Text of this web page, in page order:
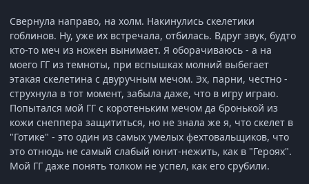
Свернула направо, на холм. Накинулись скелетики
гоблинов. Ну, уже их встречала, отбилась. Вдруг звук, будто
кто-то меч из ножен вынимает. Я оборачиваюсь - а на
моего ГГ из темноты, при вспышках молний выбегает
этакая скелетина с двуручным мечом. Эх, парни, честно -
струхнула в тот момент, забыла даже, что в игру играю.
Попытался мой ГГ с коротеньким мечом да бронькой из
кожи снеппера защититься, но не знала же я, что скелет в
"Готике" - это один из самых умелых фехтовальщиков, что
это отнюдь не самый слабый юнит-нежить, как в "Героях".
Мой ГГ даже понять толком не успел, как его срубили.